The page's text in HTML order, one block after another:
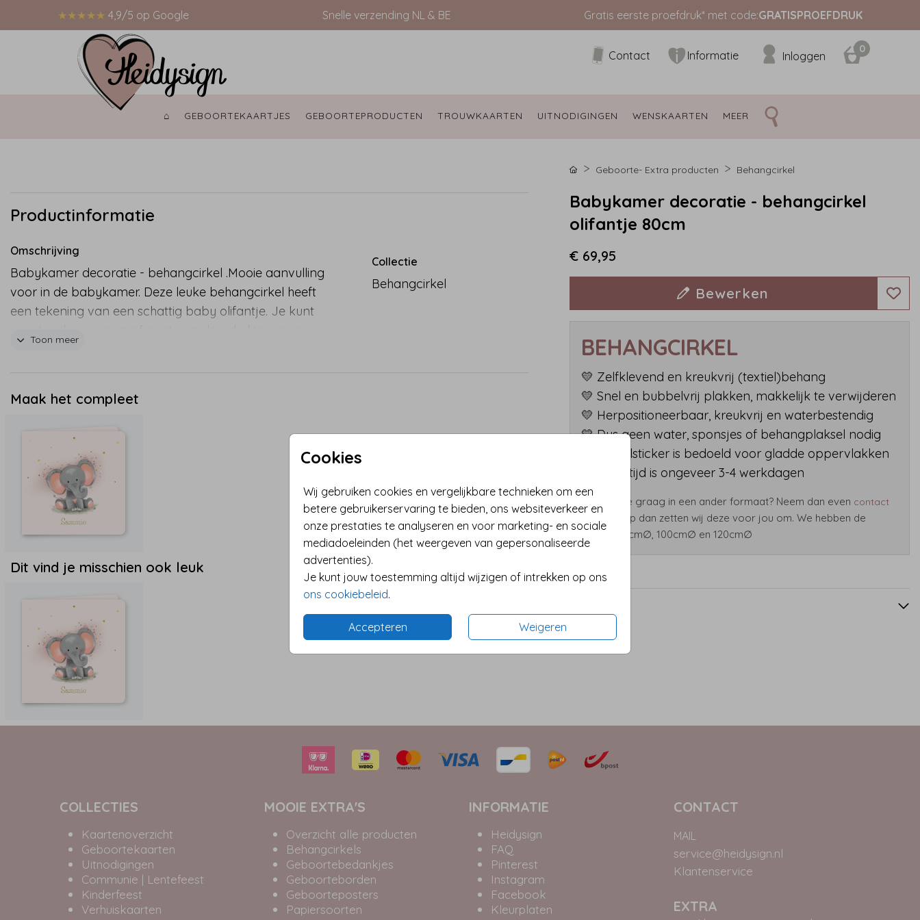
★★★★★ 4,9/5 op Google Snelle verzending NL & BE Gratis eerste proefdruk* met code:GRATISPROEFDRUK
Contact Informatie Inloggen
0
⌂ GEBOORTEKAARTJES GEBOORTEPRODUCTEN TROUWKAARTEN UITNODIGINGEN WENSKAARTEN MEER
Cookies
Wij gebruiken cookies en vergelijkbare technieken om een
betere gebruikerservaring te bieden, ons websiteverkeer en
onze prestaties te analyseren en voor marketing- en sociale
mediadoeleinden (het weergeven van gepersonaliseerde
advertenties).
Je kunt jouw toestemming altijd wijzigen of intrekken op ons
ons cookiebeleid.
Accepteren Weigeren
Productinformatie
Omschrijving
Babykamer decoratie - behangcirkel .Mooie aanvulling
voor in de babykamer. Deze leuke behangcirkel heeft
een tekening van een schattig baby olifantje. Je kunt
gemakkelijk en dus zonder lijm te bevestigen op een
kreukvrij en waterbestendig. Super handig en super leuk!
Deze cirkel heeft een doorsnede van 80cm. Wil je een
maat groter? Laat het ons weten! Wij helpen je graag!
Toon meer
Collectie
Behangcirkel
Maak het compleet
Dit vind je misschien ook leuk
Geboorte- Extra producten Behangcirkel
Babykamer decoratie - behangcirkel
olifantje 80cm
€ 69,95
Bewerken
BEHANGCIRKEL
💛 Zelfklevend en kreukvrij (textiel)behang
💛 Snel en bubbelvrij plakken, makkelijk te verwijderen
💛 Herpositioneerbaar, kreukvrij en waterbestendig
💛 Dus geen water, sponsjes of behangplaksel nodig
💛 Textielsticker is bedoeld voor gladde oppervlakken
💛 Levertijd is ongeveer 3-4 werkdagen
Wil je deze graag in een ander formaat? Neem dan even contact
met ons op dan zetten wij deze voor jou om. We hebben de
maten: 80cm∅, 100cm∅ en 120cm∅
COLLECTIES
Kaartenoverzicht
Geboortekaarten
Uitnodigingen
Communie | Lentefeest
Kinderfeest
Verhuiskaarten
MOOIE EXTRA'S
Overzicht alle producten
Behangcirkels
Geboortebedankjes
Geboorteborden
Geboorteposters
Papiersoorten
INFORMATIE
Heidysign
FAQ
Pinterest
Instagram
Facebook
Kleurplaten
CONTACT
MAIL
service@heidysign.nl
Klantenservice
EXTRA